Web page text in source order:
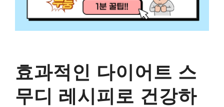
효과적인 다이어트 스
무디 레시피로 건강하